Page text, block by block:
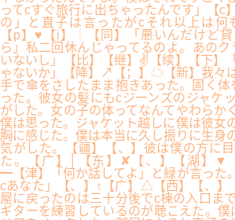
ってcすぐ旅行に出ちゃったんです」【c
の」と直子は言ったがcそれ以上は何
【p】♥【i】┆【同】「悪いんだけど
ら」私二回休んじゃってるのよ。あの
いないし」【比】【继】✌【续】【下】
ゃないか」【降】↗【；】☁【新】我々
手で傘をさしたまま抱きあった。固く体
った。彼女の髪にもcジーンズのジャケ
がした。女の子の体ってなんてやわらか
僕は思った。ジャケット越しに僕は彼女
胸に感じた。僕は本当に久し振りに生身
気がした。【疆】【、】彼は僕の方に
た。【广】│【东】✘【、】【湖】▼
━【津】「何か話してよ」と緑が言った
cあなた」【、】↑【广】△【西】【、】
屋に戻ったのは三十分後でc棟の入口ま
ギターを練習しているのが聴こえた。